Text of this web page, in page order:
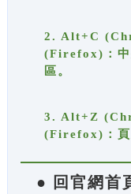
2. Alt+C
(Firefox)：中
區。
3. Alt+Z
(Firefox)：頁
● 回官網首